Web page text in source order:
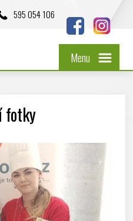
595 054 106
Menu
fotky